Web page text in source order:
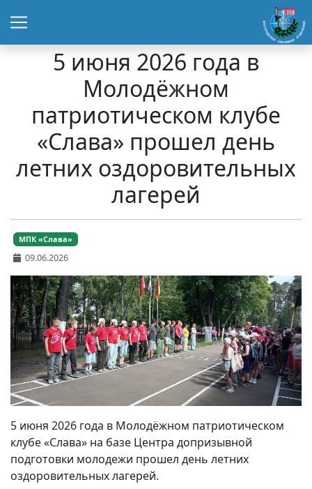
5 июня 2026 года в
Молодёжном
патриотическом клубе
«Слава» прошел день
летних оздоровительных
лагерей
МПК «Слава»
09.06.2026
5 июня 2026 года в Молодёжном патриотическом
клубе «Слава» на базе Центра допризывной
подготовки молодежи прошел день летних
оздоровительных лагерей.